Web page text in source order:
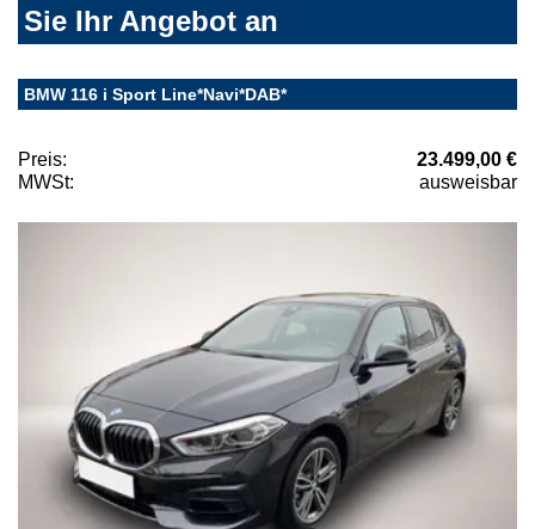
Sie Ihr Angebot an
BMW 116 i Sport Line*Navi*DAB*
Preis:
23.499,00 €
MWSt:
ausweisbar